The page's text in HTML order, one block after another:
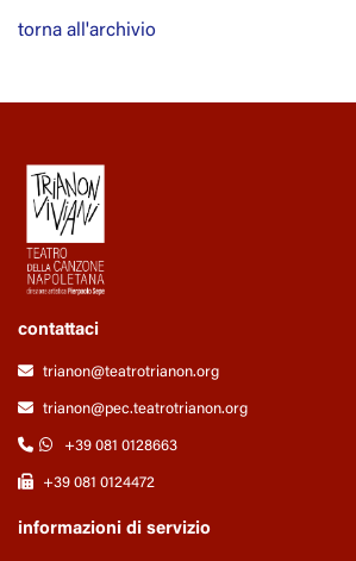
torna all'archivio
contattaci
trianon@teatrotrianon.org
trianon@pec.teatrotrianon.org
+39 081 0128663
+39 081 0124472
informazioni di servizio